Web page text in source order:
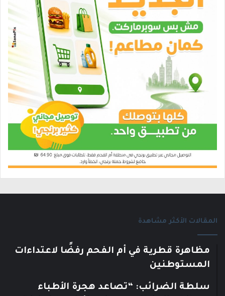
المقالات الأكثر مشاهدة
مظاهرة قطرية في أم الفحم رفضًا لاعتداءات
المستوطنين
سلطة الضرائب: “تصاعد هجرة الأطباء